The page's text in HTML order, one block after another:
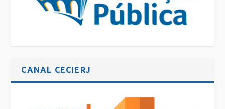
CANAL CECIERJ